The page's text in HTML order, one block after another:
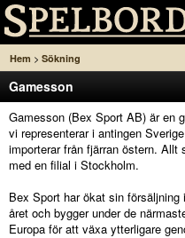
Hem > Sökning
Gamesson
Gamesson (Bex Sport AB) är en
vi representerar i antingen
importerar från fjärran östern.
med en filial i Stockholm.
Bex Sport har ökat sin
året och bygger under de
Europa för att växa ytterligare